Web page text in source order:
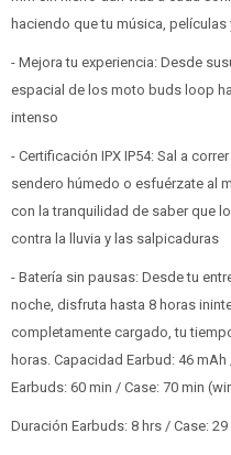
haciendo que tu música,
- Mejora tu experiencia: Desde
espacial de los moto buds loop
intenso
- Certificación IPX IP54: Sal a
sendero húmedo o esfuérzate al
con la tranquilidad de saber que
contra la lluvia y las salpicaduras
- Batería sin pausas: Desde tu
noche, disfruta hasta 8 horas
completamente cargado, tu
horas. Capacidad Earbud: 46
Earbuds: 60 min / Case: 70 min
Duración Earbuds: 8 hrs / Case: 29